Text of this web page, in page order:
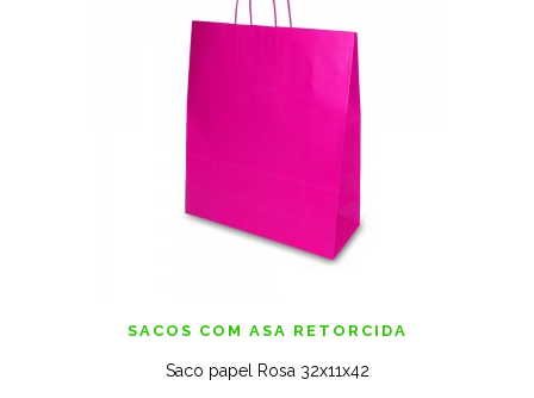
SACOS COM ASA RETORCIDA
Saco papel Rosa 32x11x42